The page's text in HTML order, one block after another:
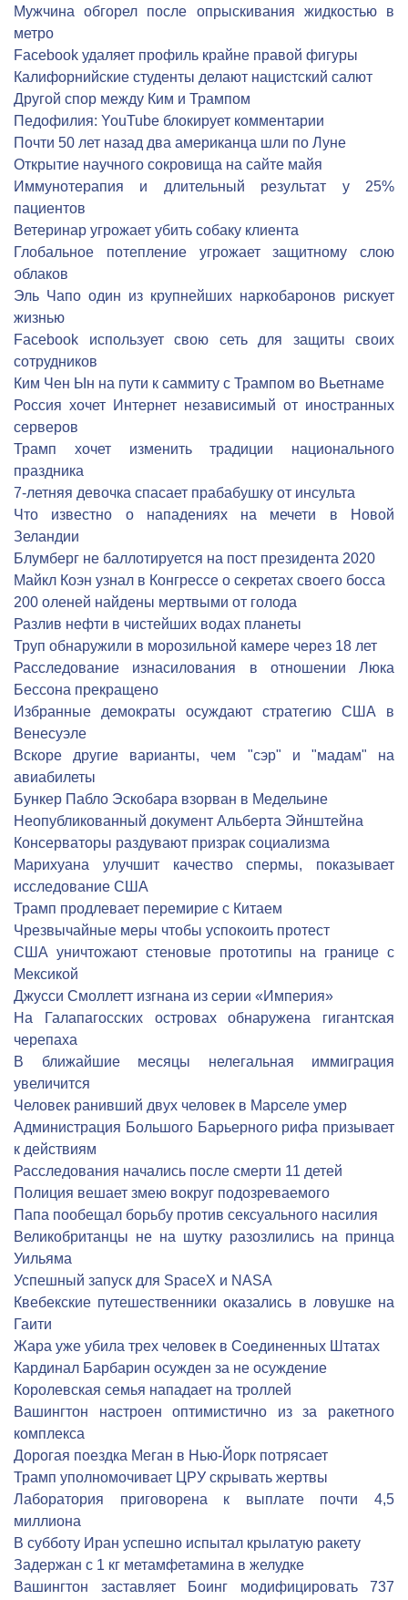
Мужчина обгорел после опрыскивания жидкостью в
метро
Facebook удаляет профиль крайне правой фигуры
Калифорнийские студенты делают нацистский салют
Другой спор между Ким и Трампом
Педофилия: YouTube блокирует комментарии
Почти 50 лет назад два американца шли по Луне
Открытие научного сокровища на сайте майя
Иммунотерапия и длительный результат у 25%
пациентов
Ветеринар угрожает убить собаку клиента
Глобальное потепление угрожает защитному слою
облаков
Эль Чапо один из крупнейших наркобаронов рискует
жизнью
Facebook использует свою сеть для защиты своих
сотрудников
Ким Чен Ын на пути к саммиту с Трампом во Вьетнаме
Россия хочет Интернет независимый от иностранных
серверов
Трамп хочет изменить традиции национального
праздника
7-летняя девочка спасает прабабушку от инсульта
Что известно о нападениях на мечети в Новой
Зеландии
Блумберг не баллотируется на пост президента 2020
Майкл Коэн узнал в Конгрессе о секретах своего босса
200 оленей найдены мертвыми от голода
Разлив нефти в чистейших водах планеты
Труп обнаружили в морозильной камере через 18 лет
Расследование изнасилования в отношении Люка
Бессона прекращено
Избранные демократы осуждают стратегию США в
Венесуэле
Вскоре другие варианты, чем "сэр" и "мадам" на
авиабилеты
Бункер Пабло Эскобара взорван в Медельине
Неопубликованный документ Альберта Эйнштейна
Консерваторы раздувают призрак социализма
Марихуана улучшит качество спермы, показывает
исследование США
Трамп продлевает перемирие с Китаем
Чрезвычайные меры чтобы успокоить протест
США уничтожают стеновые прототипы на границе с
Мексикой
Джусси Смоллетт изгнана из серии «Империя»
На Галапагосских островах обнаружена гигантская
черепаха
В ближайшие месяцы нелегальная иммиграция
увеличится
Человек ранивший двух человек в Марселе умер
Администрация Большого Барьерного рифа призывает
к действиям
Расследования начались после смерти 11 детей
Полиция вешает змею вокруг подозреваемого
Папа пообещал борьбу против сексуального насилия
Великобританцы не на шутку разозлились на принца
Уильяма
Успешный запуск для SpaceX и NASA
Квебекские путешественники оказались в ловушке на
Гаити
Жара уже убила трех человек в Соединенных Штатах
Кардинал Барбарин осужден за не осуждение
Королевская семья нападает на троллей
Вашингтон настроен оптимистично из за ракетного
комплекса
Дорогая поездка Меган в Нью-Йорк потрясает
Трамп уполномочивает ЦРУ скрывать жертвы
Лаборатория приговорена к выплате почти 4,5
миллиона
В субботу Иран успешно испытал крылатую ракету
Задержан с 1 кг метамфетамина в желудке
Вашингтон заставляет Боинг модифицировать 737